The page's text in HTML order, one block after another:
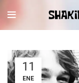
11
ENE